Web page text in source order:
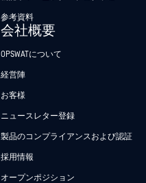
参考資料
会社概要
OPSWATについて
経営陣
お客様
ニュースレター登録
製品のコンプライアンスおよび認証
採用情報
オープンポジション